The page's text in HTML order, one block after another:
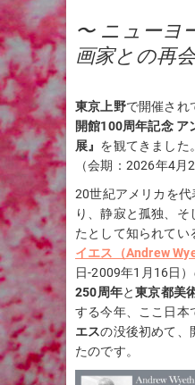
〜 ニューヨ
画家との再
東京上野で開催され
開館100周年記念 ア
展』 を観てきました。
（会期：2026年4月
20世紀アメリカを
り、静寂と孤独、
たとして知られてい
イエス（Andrew
日-2009年1月16日）
250周年と東京都美
する今年、ここ日本
エスの没後初めて、
たのです。